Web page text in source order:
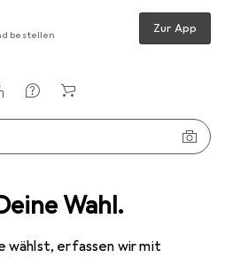
Wahl.
wählst, erfassen wir mit
bestellen Zur App
Quickbox Maxi HWD 90 2x2